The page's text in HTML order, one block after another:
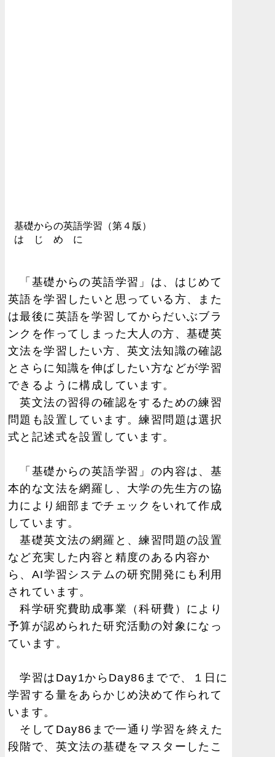
基礎からの英語学習（第４版）
は じ め に
「基礎からの英語学習」は、はじめて
英語を学習したいと思っている方、また
は最後に英語を学習してからだいぶブラ
ンクを作ってしまった大人の方、基礎英
文法を学習したい方、英文法知識の確認
とさらに知識を伸ばしたい方などが学習
できるように構成しています。
英文法の習得の確認をするための練習
問題も設置しています。練習問題は選択
式と記述式を設置しています。
「基礎からの英語学習」の内容は、基
本的な文法を網羅し、大学の先生方の協
力により細部までチェックをいれて作成
しています。
基礎英文法の網羅と、練習問題の設置
など充実した内容と精度のある内容か
ら、AI学習システムの研究開発にも利用
されています。
科学研究費助成事業（科研費）により
予算が認められた研究活動の対象になっ
ています。
学習はDay1からDay86までで、１日に
学習する量をあらかじめ決めて作られて
います。
そしてDay86まで一通り学習を終えた
段階で、英文法の基礎をマスターしたこ